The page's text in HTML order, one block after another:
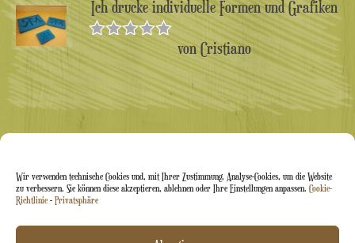
Wir verwenden technische Cookies und, mit Ihrer Zustimmung, Analyse-Cookies, um die Website
zu verbessern. Sie können diese akzeptieren, ablehnen oder Ihre Einstellungen anpassen. Cookie-
Richtlinie - Privatsphäre
Ich drucke individuelle Formen und Grafiken
Bewertet
mit5 von 5
von Cristiano
Arti&Inventive ® 2005–2026 | USt-IdNr. 05070120877 |